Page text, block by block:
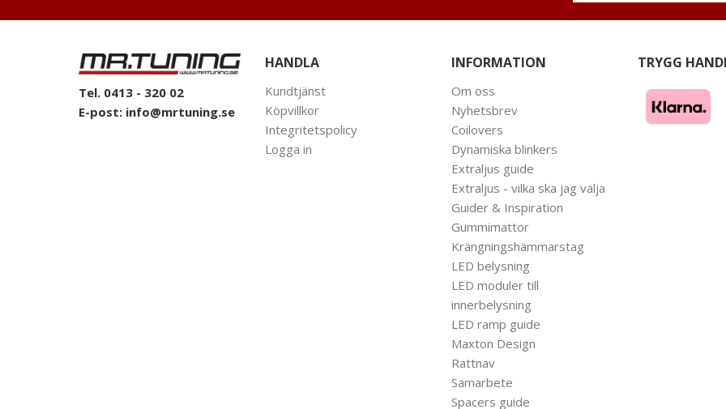
Tel. 0413 - 320 02
E-post: info@mrtuning.se
HANDLA
Kundtjänst
Köpvillkor
Integritetspolicy
Logga in
INFORMATION
Om oss
Nyhetsbrev
Coilovers
Dynamiska blinkers
Extraljus guide
Extraljus - vilka ska jag välja
Guider & Inspiration
Gummimattor
Krängningshämmarstag
LED belysning
LED moduler till
innerbelysning
LED ramp guide
Maxton Design
Rattnav
Samarbete
Spacers guide
TRYGG